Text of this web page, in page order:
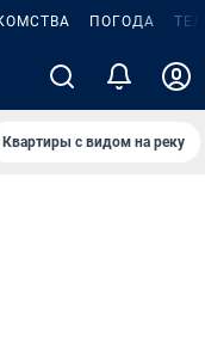
ПОГОДА
Квартиры с видом на реку